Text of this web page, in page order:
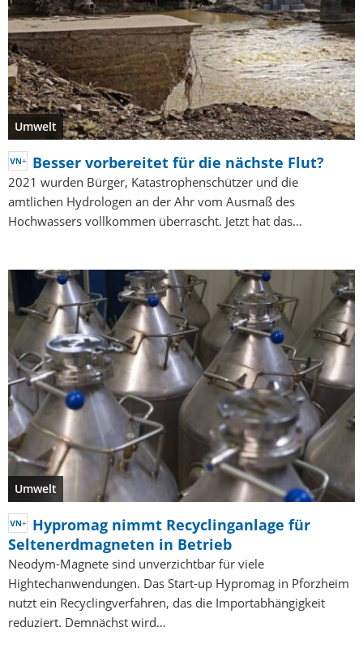
Umwelt
Besser vorbereitet für die nächste Flut?
2021 wurden Bürger, Katastrophenschützer und die
amtlichen Hydrologen an der Ahr vom Ausmaß des
Hochwassers vollkommen überrascht. Jetzt hat das…
Umwelt
Hypromag nimmt Recyclinganlage für
Seltenerdmagneten in Betrieb
Neodym-Magnete sind unverzichtbar für viele
Hightechanwendungen. Das Start-up Hypromag in Pforzheim
nutzt ein Recyclingverfahren, das die Importabhängigkeit
reduziert. Demnächst wird…